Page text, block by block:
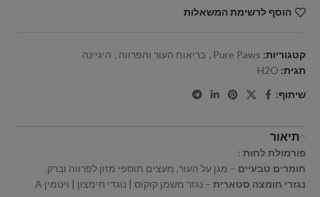
הוסף לרשימת המשאלות
קטגוריות: Pure Paws
, בריאות העור והפרווה , היגיינה
תגית: H2O
שיתוף:
תיאור
פורמולת לחות :
חומרים טבעיים – מגן על העור, מעצים תוספי מזון לפרווה וברק.
נגזרי חומצה סטארית – נגזר משמן קוקוס | נוגדי חימצון | ויטמין A